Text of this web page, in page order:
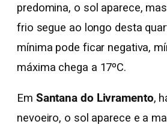
predomina, o sol aparece,
frio segue ao longo desta
mínima pode ficar negativa,
máxima chega a 17ºC.
Em Santana do Livramento,
nevoeiro, o sol aparece e a